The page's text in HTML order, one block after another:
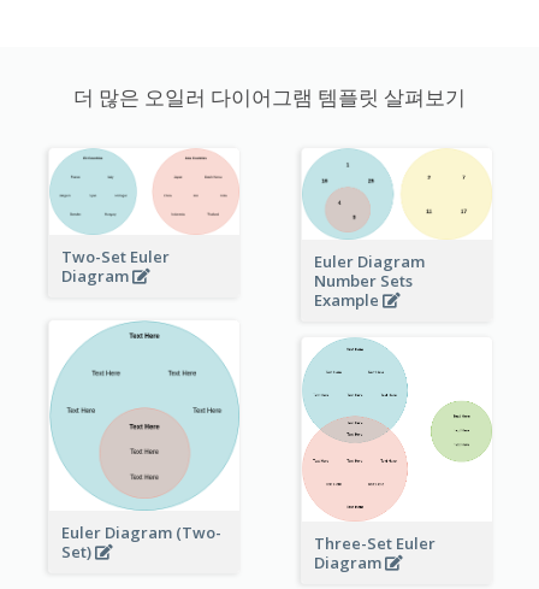
더 많은 오일러 다이어그램 템플릿 살펴보기
Two-Set Euler
Diagram
Euler Diagram
Number Sets
Example
Euler Diagram (Two-
Set)
Three-Set Euler
Diagram